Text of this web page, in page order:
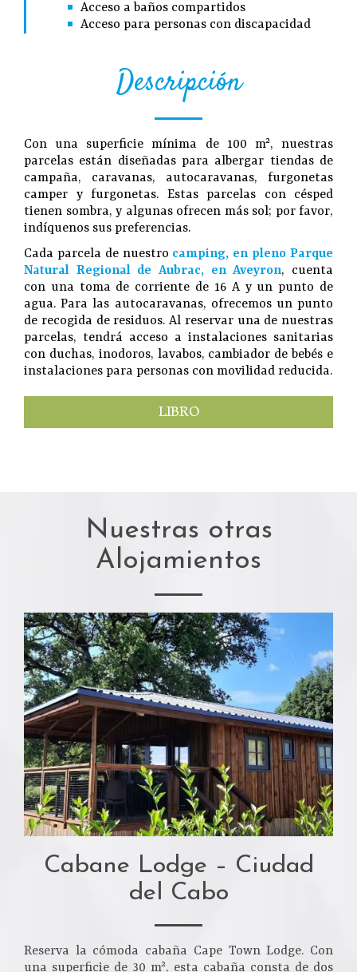
Acceso a baños compartidos
Acceso para personas con discapacidad
Descripción
Con una superficie mínima de 100 m², nuestras
parcelas están diseñadas para albergar tiendas de
campaña, caravanas, autocaravanas, furgonetas
camper y furgonetas. Estas parcelas con césped
tienen sombra, y algunas ofrecen más sol; por favor,
indíquenos sus preferencias.
Cada parcela de nuestro camping, en pleno Parque
Natural Regional de Aubrac, en Aveyron, cuenta
con una toma de corriente de 16 A y un punto de
agua. Para las autocaravanas, ofrecemos un punto
de recogida de residuos. Al reservar una de nuestras
parcelas, tendrá acceso a instalaciones sanitarias
con duchas, inodoros, lavabos, cambiador de bebés e
instalaciones para personas con movilidad reducida.
LIBRO
Nuestras otras
Alojamientos
Cabane Lodge – Ciudad
del Cabo
Reserva la cómoda cabaña Cape Town Lodge. Con
una superficie de 30 m², esta cabaña consta de dos